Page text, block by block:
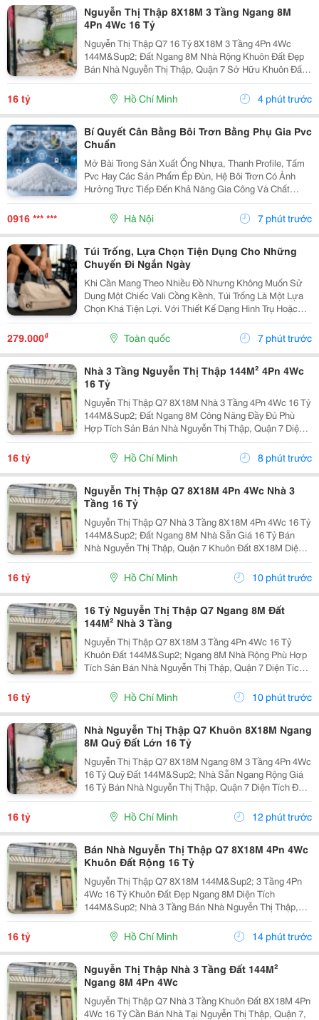
Nguyễn Thị Thập 8X18M 3 Tầng Ngang 8M
4Pn 4Wc 16 Tỷ
Nguyễn Thị Thập Q7 16 Tỷ 8X18M 3 Tầng 4Pn 4Wc
144M&Sup2; Đất Ngang 8M Nhà Rộng Khuôn Đất Đẹp
Bán Nhà Nguyễn Thị Thập, Quận 7 Sở Hữu Khuôn Đất
8X18M, Tổng Diện Tích 144M&Sup2; Nhà Xây 3 Tầng
Gồm 4 Phòng Ngủ, 4 Toilet. Thông Tin Nhà Diện Tích:...
16 tỷ Hồ Chí Minh 4 phút trước
Bí Quyết Cân Bằng Bôi Trơn Bằng Phụ Gia Pvc
Chuẩn
Mở Bài Trong Sản Xuất Ống Nhựa, Thanh Profile, Tấm
Pvc Hay Các Sản Phẩm Ép Đùn, Hệ Bôi Trơn Có Ảnh
Hưởng Trực Tiếp Đến Khả Năng Gia Công Và Chất
Lượng Thành Phẩm. Nếu Lượng Chất Bôi Trơn Không
Phù Hợp, Nhựa Có Thể Bị Dính Thiết Bị, Khó Nóng
0916 *** *** Hà Nội 7 phút trước
Túi Trống, Lựa Chọn Tiện Dụng Cho Những
Chuyến Đi Ngắn Ngày
Khi Cần Mang Theo Nhiều Đồ Nhưng Không Muốn Sử
Dụng Một Chiếc Vali Cồng Kềnh, Túi Trống Là Một Lựa
Chọn Khá Tiện Lợi. Với Thiết Kế Dạng Hình Trụ Hoặc
Dáng Ngang, Túi Có Không Gian Chứa Rộng, Dễ Sắp
Xếp Quần Áo, Giày Dép Và Các Vật Dụng Cá Nhân.
279.000₫ Toàn quốc 7 phút trước
Nhà 3 Tầng Nguyễn Thị Thập 144M² 4Pn 4Wc
16 Tỷ
Nguyễn Thị Thập Q7 8X18M Nhà 3 Tầng 4Pn 4Wc 16 Tỷ
144M&Sup2; Đất Ngang 8M Công Năng Đầy Đủ Phù
Hợp Tích Sản Bán Nhà Nguyễn Thị Thập, Quận 7 Diện
Tích Đất 8X18M Tổng 144M&Sup2; Nhà 3 Tầng 4 Phòng
Ngủ &Ndash; 4 Toilet. Thông Số 8X18M 144M&Sup2;...
16 tỷ Hồ Chí Minh 8 phút trước
Nguyễn Thị Thập Q7 8X18M 4Pn 4Wc Nhà 3
Tầng 16 Tỷ
Nguyễn Thị Thập Q7 Nhà 3 Tầng 8X18M 4Pn 4Wc 16 Tỷ
144M&Sup2; Đất Ngang 8M Nhà Sẵn Giá 16 Tỷ Bán
Nhà Nguyễn Thị Thập, Quận 7 Khuôn Đất 8X18M Diện
Tích 144M&Sup2; Nhà 3 Tầng 4 Phòng Ngủ &Ndash; 4
Toilet. Thông Tin Nhà Kích Thước:...
16 tỷ Hồ Chí Minh 10 phút trước
16 Tỷ Nguyễn Thị Thập Q7 Ngang 8M Đất
144M² Nhà 3 Tầng
Nguyễn Thị Thập Q7 8X18M 3 Tầng 4Pn 4Wc 16 Tỷ
Khuôn Đất 144M&Sup2; Ngang 8M Nhà Rộng Phù Hợp
Tích Sản Bán Nhà Nguyễn Thị Thập, Quận 7 Diện Tích
Đất 8X18M Tổng 144M&Sup2; Kết Cấu 3 Tầng Công
Năng 4 Phòng Ngủ &Ndash; 4 Toilet. Thông Tin Đất...
16 tỷ Hồ Chí Minh 10 phút trước
Nhà Nguyễn Thị Thập Q7 Khuôn 8X18M Ngang
8M Quỹ Đất Lớn 16 Tỷ
Nguyễn Thị Thập Q7 8X18M Ngang 8M 3 Tầng 4Pn 4Wc
16 Tỷ Quỹ Đất 144M&Sup2; Nhà Sẵn Ngang Rộng Giá
16 Tỷ Bán Nhà Nguyễn Thị Thập, Quận 7 Diện Tích Đất
8X18M = 144M&Sup2; Kết Cấu 3 Tầng 4 Phòng Ngủ 4
Toilet. Thông Tin Nổi Bật Khuôn Đất 8X18M...
16 tỷ Hồ Chí Minh 12 phút trước
Bán Nhà Nguyễn Thị Thập Q7 8X18M 4Pn 4Wc
Khuôn Đất Rộng 16 Tỷ
Nguyễn Thị Thập Q7 8X18M 144M&Sup2; 3 Tầng 4Pn
4Wc 16 Tỷ Khuôn Đất Đẹp Ngang 8M Diện Tích
144M&Sup2; Nhà 3 Tầng Bán Nhà Nguyễn Thị Thập,
Quận 7 Diện Tích 8X18M Tổng 144M&Sup2; Kết Cấu 3
Tầng Công Năng 4 Phòng Ngủ &Ndash; 4 Toilet. Điểm
Nổi Bật...
16 tỷ Hồ Chí Minh 14 phút trước
Nguyễn Thị Thập Nhà 3 Tầng Đất 144M²
Ngang 8M 4Pn 4Wc
Nguyễn Thị Thập Q7 Nhà 3 Tầng Khuôn Đất 8X18M 4Pn
4Wc 16 Tỷ Cần Bán Nhà Tại Nguyễn Thị Thập, Quận 7,